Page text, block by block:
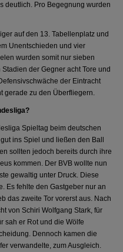
deutlich. Pro Begegnung wurden
auf den 13. Tabellenplatz und
Unentschieden und vier
wurden somit nur sieben
der Gegner acht Tore und
der Eintracht
gerade zu den Überfliegern.
Spieltag beim deutschen
ins Spiel und ließen den Ball
sollten jedoch bereits durch ihre
kommen. Der BVB wollte nun
gewaltig unter Druck. Diese
Es fehlte den Gastgeber nur an
das zweite Tor vorerst aus. Nach
von Schiri Wolfgang Stark, für
sah er Rot und die Wölfe
Dennoch kamen die
verwandelte, zum Ausgleich.